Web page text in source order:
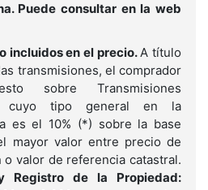
Puede consultar en la web
incluidos en el precio.A título
transmisiones, el comprador
sobre Transmisiones
cuyo tipo general en la
es el 10% (*) sobre la base
mayor valor entre precio de
o valor de referencia catastral.
Registro de la Propiedad: